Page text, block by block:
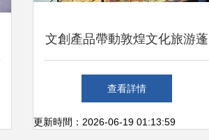
文創產品帶動敦煌文化旅游蓬
勃發展
查看詳情
更新時間：2026-06-19 01:13:59